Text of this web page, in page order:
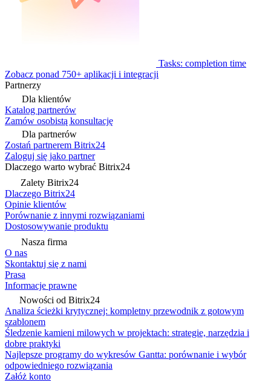
Tasks: completion time
Zobacz ponad 750+ aplikacji i integracji
Partnerzy
Dla klientów
Katalog partnerów
Zamów osobistą konsultację
Dla partnerów
Zostań partnerem Bitrix24
Zaloguj się jako partner
Dlaczego warto wybrać Bitrix24
Zalety Bitrix24
Dlaczego Bitrix24
Opinie klientów
Porównanie z innymi rozwiązaniami
Dostosowywanie produktu
Nasza firma
O nas
Skontaktuj się z nami
Prasa
Informacje prawne
Nowości od Bitrix24
Analiza ścieżki krytycznej: kompletny przewodnik z gotowym
szablonem
Śledzenie kamieni milowych w projektach: strategie, narzędzia i
dobre praktyki
Najlepsze programy do wykresów Gantta: porównanie i wybór
odpowiedniego rozwiązania
Załóż konto